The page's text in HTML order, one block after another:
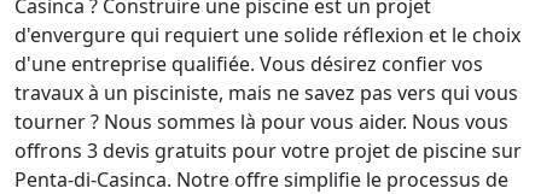
Casinca ? Construire une piscine est un projet
d'envergure qui requiert une solide réflexion et le choix
d'une entreprise qualifiée. Vous désirez confier vos
travaux à un pisciniste, mais ne savez pas vers qui vous
tourner ? Nous sommes là pour vous aider. Nous vous
offrons 3 devis gratuits pour votre projet de piscine sur
Penta-di-Casinca. Notre offre simplifie le processus de